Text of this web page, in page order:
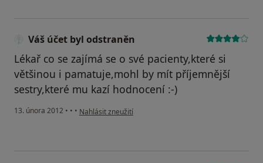
Váš účet byl odstraněn
Lékař co se zajímá se o své pacienty,které si
většinou i pamatuje,mohl by mít příjemnější
sestry,které mu kazí hodnocení :-)
13. února 2012 • • • podle názoru uživatele Váš účet byl odstraněn
Nahlásit zneužití